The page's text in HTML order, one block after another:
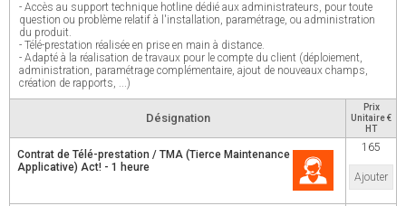
- Accès au support technique hotline dédié aux administrateurs, pour toute
question ou problème relatif à l'installation, paramétrage, ou administration
du produit.
- Télé-prestation réalisée en prise en main à distance.
- Adapté à la réalisation de travaux pour le compte du client (déploiement,
administration, paramétrage complémentaire, ajout de nouveaux champs,
création de rapports, ...)
Désignation
Prix
Unitaire €
HT
Contrat de Télé-prestation / TMA (Tierce Maintenance
Applicative) Act! - 1 heure
165
Ajouter